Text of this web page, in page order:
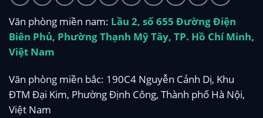
Văn phòng miền nam: Lầu 2, số 655 Đường Điện
Biên Phủ, Phường Thạnh Mỹ Tây, TP. Hồ Chí Minh,
Việt Nam
Văn phòng miền bắc: 190C4 Nguyễn Cảnh Dị, Khu
ĐTM Đại Kim, Phường Định Công, Thành phố Hà Nội,
Việt Nam